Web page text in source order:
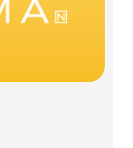
RTA к
роста
пункта пока
это